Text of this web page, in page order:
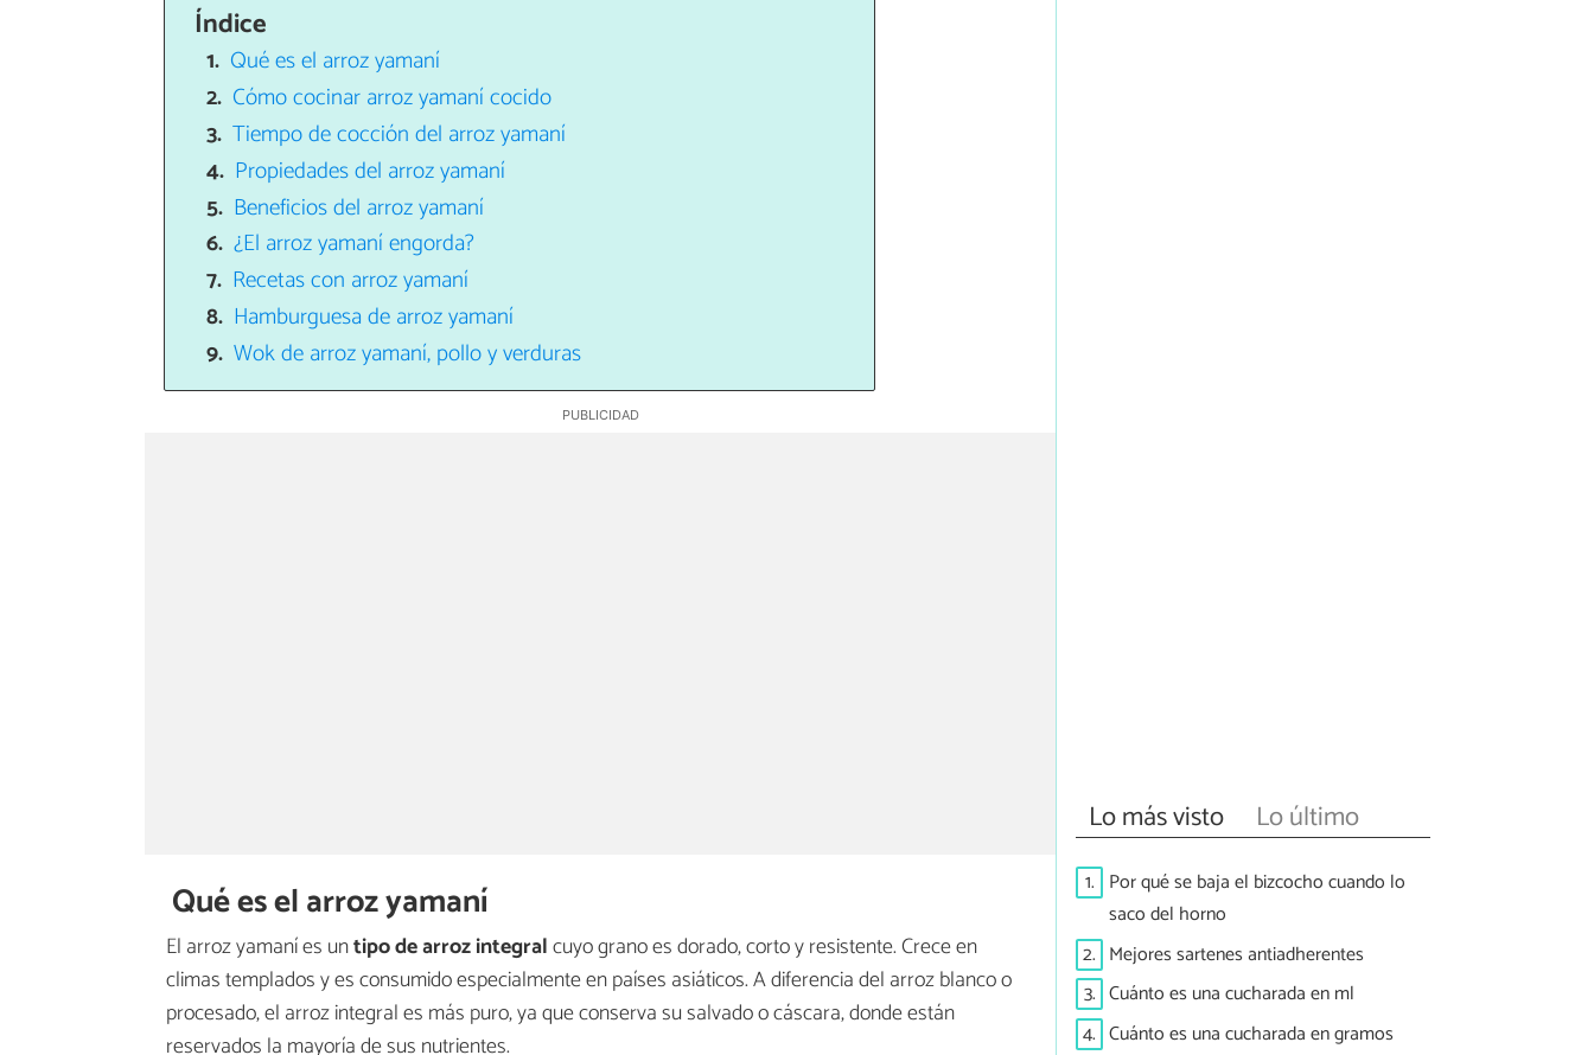
Índice
Qué es el arroz yamaní
Cómo cocinar arroz yamaní cocido
Tiempo de cocción del arroz yamaní
Propiedades del arroz yamaní
Beneficios del arroz yamaní
¿El arroz yamaní engorda?
Recetas con arroz yamaní
Hamburguesa de arroz yamaní
Wok de arroz yamaní, pollo y verduras
Qué es el arroz yamaní
El arroz yamaní es untipo de arroz integralcuyo grano es dorado, corto y resistente. Crece en
climas templados y es consumido especialmente en países asiáticos. A diferencia del arroz blanco o
procesado, el arroz integral es más puro, ya que conserva su salvado o cáscara, donde están
reservados la mayoría de sus nutrientes.
Lo más visto Lo último
1. Por qué se baja el bizcocho cuando lo
saco del horno
2. Mejores sartenes antiadherentes
3. Cuánto es una cucharada en ml
4. Cuánto es una cucharada en gramos